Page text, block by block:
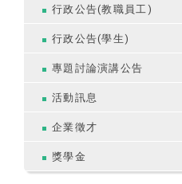
行政公告(教職員工)
行政公告(學生)
專題討論演講公告
活動訊息
企業徵才
獎學金